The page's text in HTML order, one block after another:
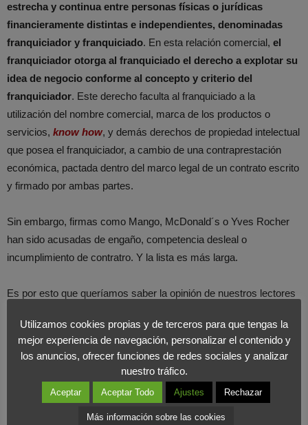
estrecha y continua entre personas físicas o jurídicas
financieramente distintas e independientes, denominadas
franquiciador y franquiciado. En esta relación comercial, el
franquiciador otorga al franquiciado el derecho a explotar su
idea de negocio conforme al concepto y criterio del
franquiciador. Este derecho faculta al franquiciado a la
utilización del nombre comercial, marca de los productos o
servicios, know how, y demás derechos de propiedad intelectual
que posea el franquiciador, a cambio de una contraprestación
económica, pactada dentro del marco legal de un contrato escrito
y firmado por ambas partes.
Sin embargo, firmas como Mango, McDonald´s o Yves Rocher
han sido acusadas de engaño, competencia desleal o
incumplimiento de contratro. Y la lista es más larga.
Es por esto que queríamos saber la opinión de nuestros lectores
franquicias es rentable para el franquiciado. El62%considera
que sí.
Foromarketing estamos de acuerdo. Creemos queel
sistema de franquicias sigue siendo una fórmula acertada
amplia para poner en marcha una actividad comercial. Sin
Utilizamos cookies propias y de terceros para que tengas la
mejor experiencia de navegación, personalizar el contenido y
los anuncios, ofrecer funciones de redes sociales y analizar
nuestro tráfico.
Aceptar Aceptar Todo Ajustes Rechazar
Más información sobre las cookies